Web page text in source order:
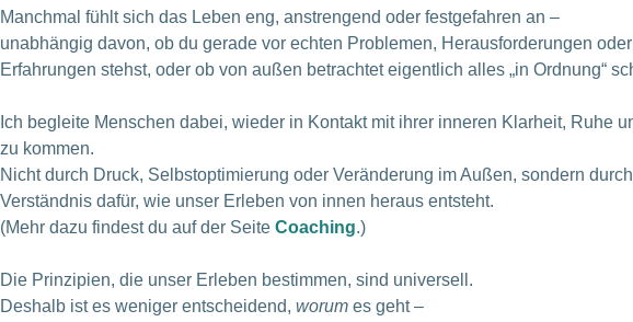
Manchmal fühlt sich das Leben eng, anstrengend oder festgefahren an –
unabhängig davon, ob du gerade vor echten Problemen, Herausforderungen
Erfahrungen stehst, oder ob von außen betrachtet eigentlich alles „in Ordnung“
Ich begleite Menschen dabei, wieder in Kontakt mit ihrer inneren Klarheit, Ruhe
zu kommen.
Nicht durch Druck, Selbstoptimierung oder Veränderung im Außen, sondern
Verständnis dafür, wie unser Erleben von innen heraus entsteht.
(Mehr dazu findest du auf der Seite Coaching.)
Die Prinzipien, die unser Erleben bestimmen, sind universell.
Deshalb ist es weniger entscheidend, worum es geht –